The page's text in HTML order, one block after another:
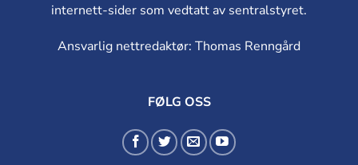
internett-sider som vedtatt av sentralstyret.
Ansvarlig nettredaktør: Thomas Renngård
FØLG OSS